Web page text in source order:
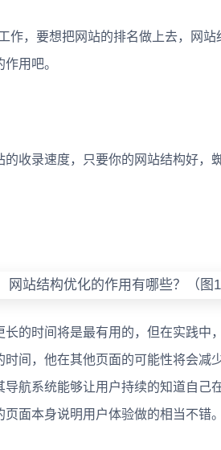
作，要想把网站的排名做上去，网
用吧。
收录速度，只要你的网站结构好，
的时间将是最有用的，但在实践中
时间，他在其他页面的可能性将会
航系统能够让用户持续的知道自己
面本身说明用户体验做的相当不错。